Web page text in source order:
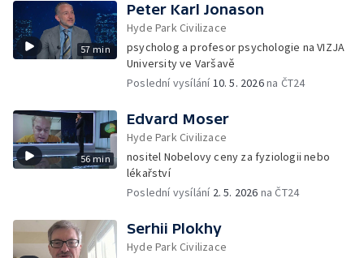
57 min
Peter Karl Jonason
Hyde Park Civilizace
psycholog a profesor psychologie na VIZJA
University ve Varšavě
Poslední vysílání10. 5. 2026na ČT24
56 min
Edvard Moser
Hyde Park Civilizace
nositel Nobelovy ceny za fyziologii nebo
lékařství
Poslední vysílání 2. 5. 2026 na ČT24
Serhii Plokhy
Hyde Park Civilizace